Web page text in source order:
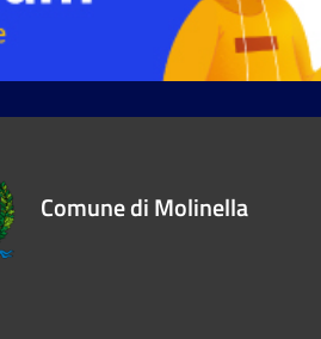
Comune di Molinella